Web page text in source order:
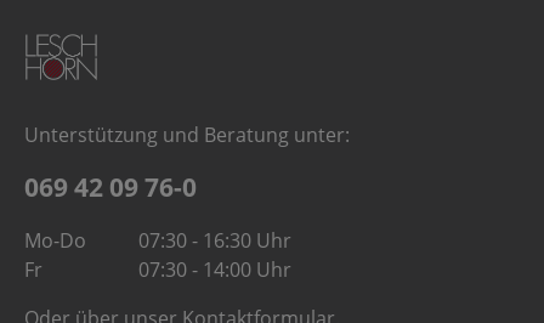
Unterstützung und Beratung unter:
069 42 09 76-0
Mo-Do
07:30 - 16:30 Uhr
Fr
07:30 - 14:00 Uhr